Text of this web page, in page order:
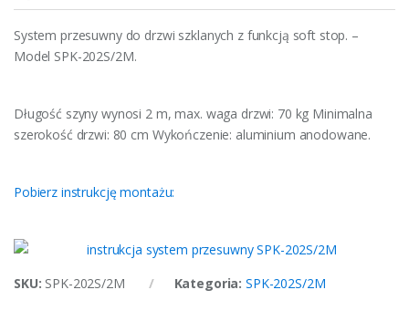
System przesuwny do drzwi szklanych z funkcją soft stop. –
Model SPK-202S/2M.
Długość szyny wynosi 2 m, max. waga drzwi: 70 kg Minimalna
szerokość drzwi: 80 cm Wykończenie: aluminium anodowane.
Pobierz instrukcję montażu:
SKU: SPK-202S/2M Kategoria: SPK-202S/2M